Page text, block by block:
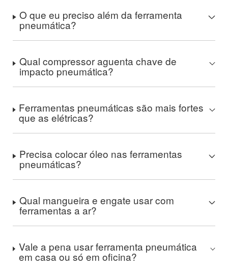
O que eu preciso além da ferramenta
pneumática?
Qual compressor aguenta chave de
impacto pneumática?
Ferramentas pneumáticas são mais fortes
que as elétricas?
Precisa colocar óleo nas ferramentas
pneumáticas?
Qual mangueira e engate usar com
ferramentas a ar?
Vale a pena usar ferramenta pneumática
em casa ou só em oficina?